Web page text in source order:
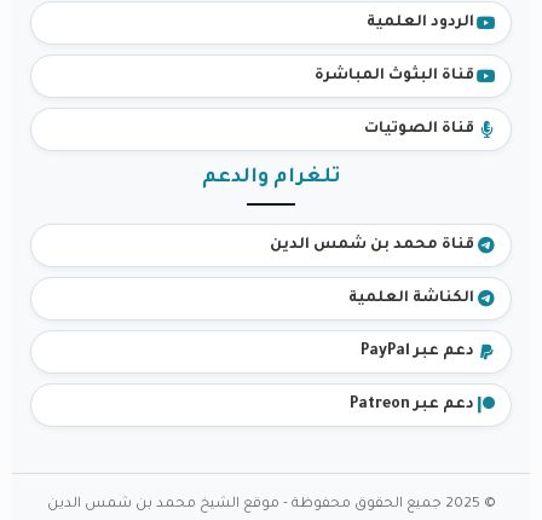
الردود العلمية
قناة البثوث المباشرة
قناة الصوتيات
تلغرام والدعم
قناة محمد بن شمس الدين
الكناشة العلمية
دعم عبر PayPal
دعم عبر Patreon
© 2025 جميع الحقوق محفوظة - موقع الشيخ محمد بن شمس الدين